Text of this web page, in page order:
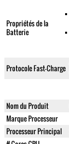
Propriétés de la
Batterie
Protocole Fast-Charge
Nom du Produit
Marque Processeur
Processeur Principal